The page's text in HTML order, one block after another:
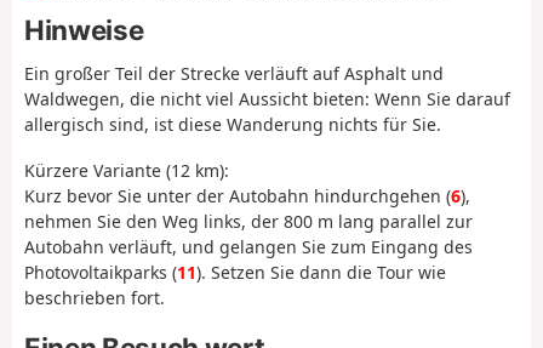
Hinweise
Ein großer Teil der Strecke verläuft auf Asphalt und
Waldwegen, die nicht viel Aussicht bieten: Wenn Sie darauf
allergisch sind, ist diese Wanderung nichts für Sie.
Kürzere Variante (12 km):
Kurz bevor Sie unter der Autobahn hindurchgehen (6),
nehmen Sie den Weg links, der 800 m lang parallel zur
Autobahn verläuft, und gelangen Sie zum Eingang des
Photovoltaikparks (11). Setzen Sie dann die Tour wie
beschrieben fort.